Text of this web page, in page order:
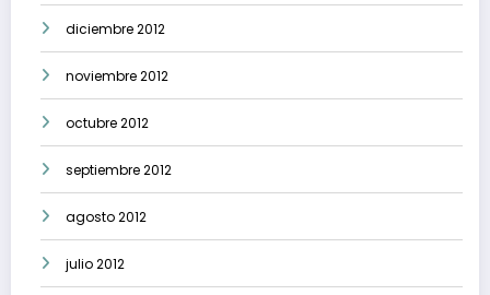
diciembre 2012
noviembre 2012
octubre 2012
septiembre 2012
agosto 2012
julio 2012